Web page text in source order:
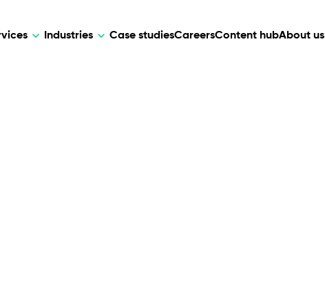
Industries Case studiesCareersContent hubAbout us